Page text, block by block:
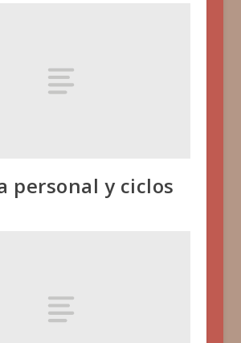
personal y ciclos